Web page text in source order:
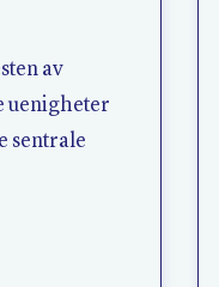
av
uenigheter
sentrale